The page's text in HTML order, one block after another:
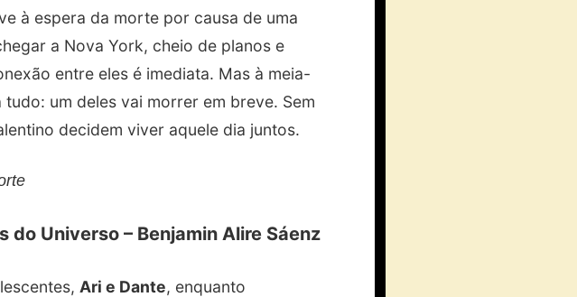
à espera da morte por causa de uma
a Nova York, cheio de planos e
entre eles é imediata. Mas à meia-
um deles vai morrer em breve. Sem
decidem viver aquele dia juntos.
Universo – Benjamin Alire Sáenz
Ari e Dante, enquanto